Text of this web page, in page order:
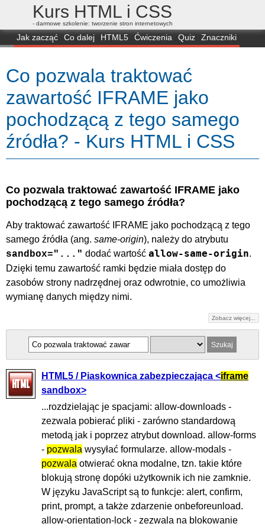
Kurs HTML i CSS
- darmowe szkolenie: tworzenie stron internetowych
Jak zacząć Co dalej HTML5 Ćwiczenia Quiz
Znaczniki
FAQ
Przeglądarki Mapa FORUM
Co pozwala traktować
zawartość IFRAME jako
pochodzącą z tego samego
źródła? - Kurs HTML i CSS
Co pozwala traktować zawartość IFRAME jako
pochodzącą z tego samego źródła?
Aby traktować zawartość IFRAME jako pochodzącą z tego
samego źródła (ang. same-origin), należy do atrybutu
sandbox="..." dodać wartość allow-same-origin.
Dzięki temu zawartość ramki będzie miała dostęp do
zasobów strony nadrzędnej oraz odwrotnie, co umożliwia
wymianę danych między nimi.
Zobacz więcej...
HTML5 / Piaskownica zabezpieczająca <iframe
sandbox>
...rozdzielając je spacjami: allow-downloads -
zezwala pobierać pliki - zarówno standardową
metodą jak i poprzez atrybut download. allow-forms
- pozwala wysyłać formularze. allow-modals -
pozwala otwierać okna modalne, tzn. takie które
blokują stronę dopóki użytkownik ich nie zamknie.
W języku JavaScript są to funkcje: alert, confirm,
print, prompt, a także zdarzenie onbeforeunload.
allow-orientation-lock - zezwala na blokowanie